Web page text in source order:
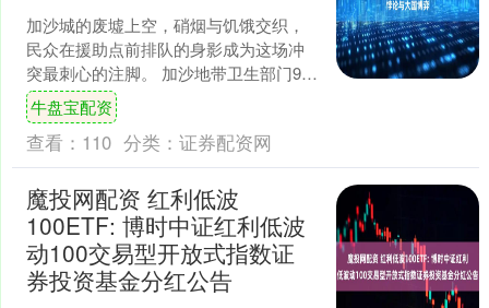
加沙城的废墟上空，硝烟与饥饿交织，
民众在援助点前排队的身影成为这场冲
突最刺心的注脚。 加沙地带卫生部门9月
13日的声明中，一组数字令人窒息：过
去24小时内，47....
牛盘宝配资
查看： 110 分类： 证券配资网
魔投网配资 红利低波
100ETF: 博时中证红利低波
动100交易型开放式指数证
券投资基金分红公告